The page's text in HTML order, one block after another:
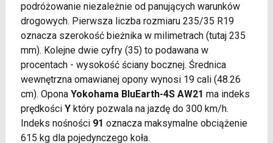
podróżowanie niezależnie od panujących warunków
drogowych. Pierwsza liczba rozmiaru 235/35 R19
oznacza szerokość bieżnika w milimetrach (tutaj 235
mm). Kolejne dwie cyfry (35) to podawana w
procentach - wysokość ściany bocznej. Średnica
wewnętrzna omawianej opony wynosi 19 cali (48.26
cm). Opona Yokohama BluEarth-4S AW21 ma indeks
prędkości Yktóry pozwala na jazdę do 300 km/h.
Indeks nośności 91 oznacza maksymalne obciążenie
615 kg dla pojedynczego koła.